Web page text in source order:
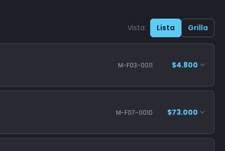
Vista: Lista Grilla
M-F03-0011 $4.800
M-F07-0010 $73.000